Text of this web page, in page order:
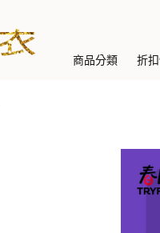
商品分類 折